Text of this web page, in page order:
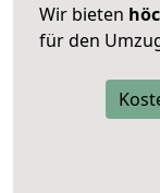
Wir bieten
für den